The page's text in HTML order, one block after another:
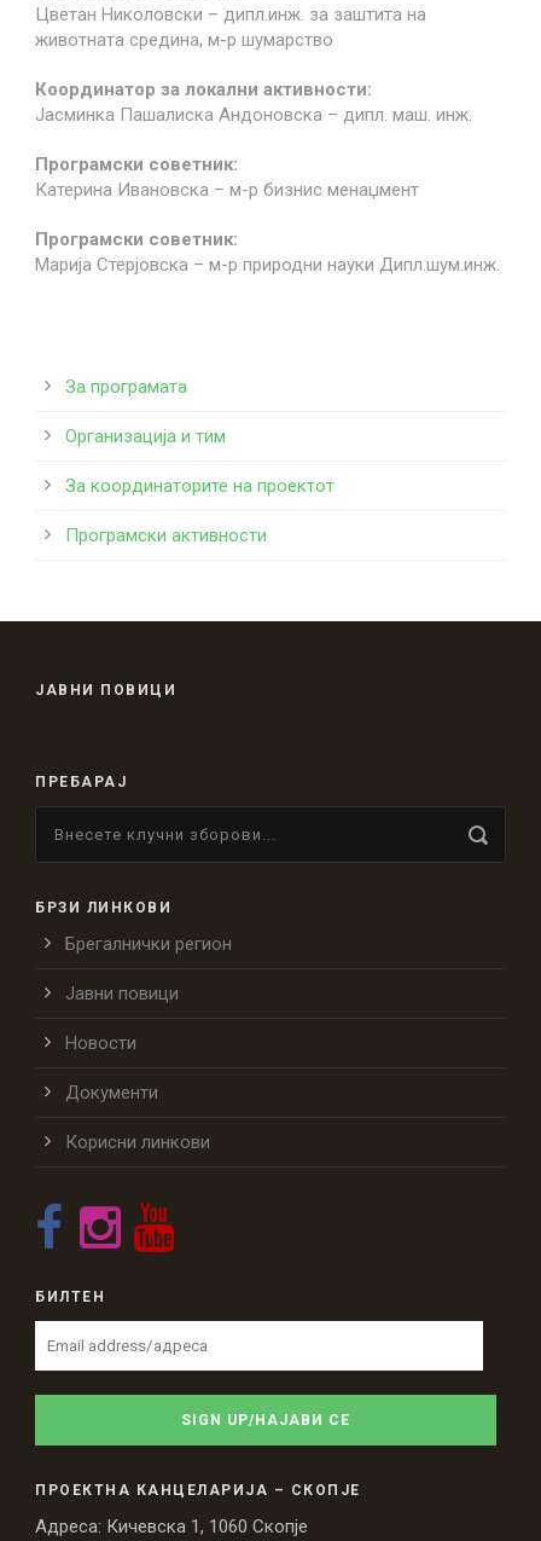
Цветан Николовски – дипл.инж. за заштита на
животната средина, м-р шумарство
Координатор за локални активности:
Јасминка Пашалиска Андоновска – дипл. маш. инж.
Програмски советник:
Катерина Ивановска – м-р бизнис менаџмент
Програмски советник:
Марија Стерјовска – м-р природни науки Дипл.шум.инж.
За програмата
Организација и тим
За координаторите на проектот
Програмски активности
ЈАВНИ ПОВИЦИ
ПРЕБАРАЈ
БРЗИ ЛИНКОВИ
Брегалнички регион
Јавни повици
Новости
Документи
Корисни линкови
БИЛТЕН
ПРОЕКТНА КАНЦЕЛАРИЈА – СКОПЈЕ
Адреса: Кичевска 1, 1060 Скопје